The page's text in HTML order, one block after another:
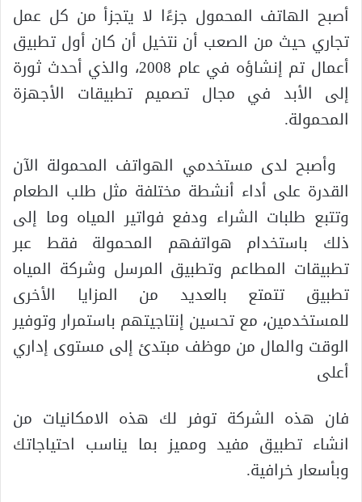
أصبح الهاتف المحمول جزءًا لا يتجزأ من كل عمل
تجاري حيث من الصعب أن نتخيل أن كان أول تطبيق
أعمال تم إنشاؤه في عام 2008، والذي أحدث ثورة
إلى الأبد في مجال تصميم تطبيقات الأجهزة
المحمولة.
وأصبح لدى مستخدمي الهواتف المحمولة الآن
القدرة على أداء أنشطة مختلفة مثل طلب الطعام
وتتبع طلبات الشراء ودفع فواتير المياه وما إلى
ذلك باستخدام هواتفهم المحمولة فقط عبر
تطبيقات المطاعم وتطبيق المرسل وشركة المياه
تطبيق تتمتع بالعديد من المزايا الأخرى
للمستخدمين، مع تحسين إنتاجيتهم باستمرار وتوفير
الوقت والمال من موظف مبتدئ إلى مستوى إداري
أعلى
فان هذه الشركة توفر لك هذه الامكانيات من
انشاء تطبيق مفيد ومميز بما يناسب احتياجاتك
وبأسعار خرافية.